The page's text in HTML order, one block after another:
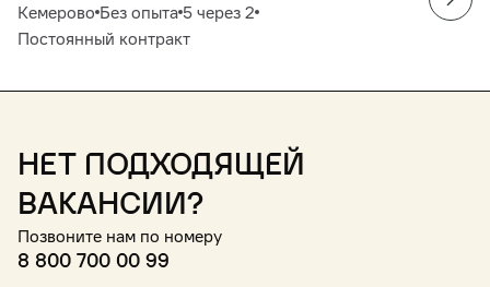
Кемерово Без опыта 5 через 2
Постоянный контракт
Нет подходящей
вакансии?
Позвоните нам по номеру
8 800 700 00 99